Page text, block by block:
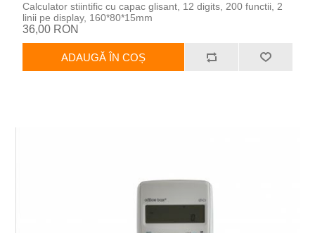
Calculator stiintific cu capac glisant, 12 digits, 200 functii, 2
linii pe display, 160*80*15mm
36,00 RON
ADAUGĂ ÎN COȘ